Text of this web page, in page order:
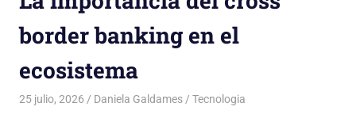
border banking en el
ecosistema
25 julio, 2026 Daniela Galdames Tecnologia